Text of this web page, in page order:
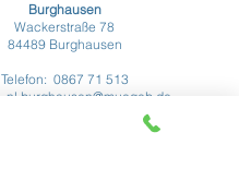
Burghausen
Wackerstraße 78
84489 Burghausen
Telefon: 0867 71 513
nl.burghausen@muegeb.de